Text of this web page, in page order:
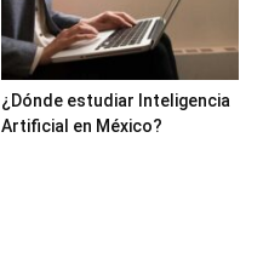
¿Dónde estudiar Inteligencia
Artificial en México?